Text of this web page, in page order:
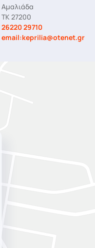
Αμαλιάδα
ΤΚ 27200
26220 29710
email:keprilia@otenet.gr